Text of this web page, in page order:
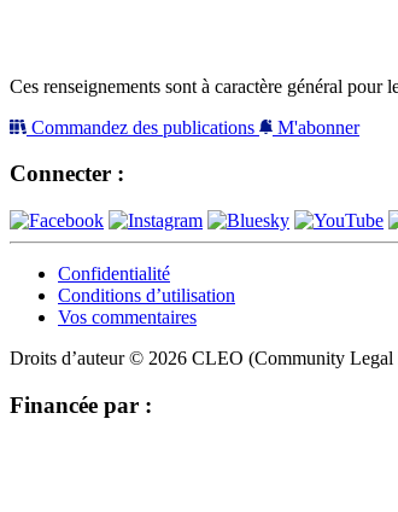
Ces renseignements sont à caractère général
Commandez des publications
M'abonner
Connecter :
Confidentialité
Conditions d’utilisation
Vos commentaires
Droits d’auteur © 2026 CLEO (Community
Financée par :